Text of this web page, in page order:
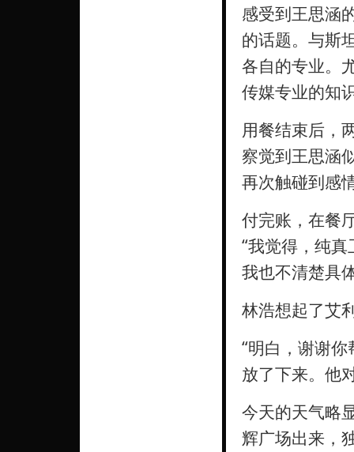
感受到王思涵
的话题。与斯
各自的专业。
传媒专业的知
用餐结束后，
察觉到王思涵
再次触碰到感
付完账，在餐
“我觉得，纯
我也不清楚具
林浩想起了艾
“明白，谢谢
放了下来。他
今天的天气略
辉广场出来，